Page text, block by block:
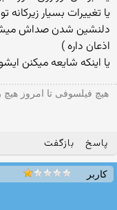
یا تغییرات بسیار
دلنشین شدن صداش
اذعان داره )
یا اینکه شایعه میکنن
هیچ فیلسوفی تا امروز هیچ
پاسخ بازگفت
کاربر